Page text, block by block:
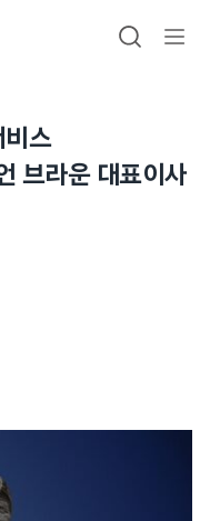
검색
비스
브라운 대표이사